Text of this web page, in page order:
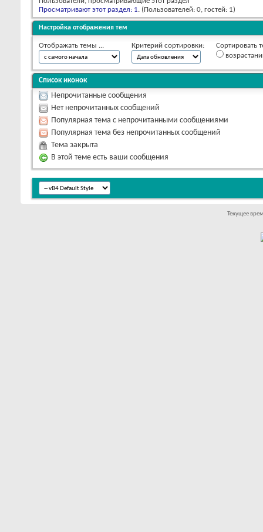
Просматривают этот раздел: 1. (Пользователей: 0, гостей: 1)
Настройка отображения тем
Отображать темы ... Критерий сортировки:
Сортировать
Список иконок
Непрочитанные сообщения
Нет непрочитанных сообщений
Популярная тема с непрочитанными сообщениями
Популярная тема без непрочитанных сообщений
Тема закрыта
В этой теме есть ваши сообщения
Текущее